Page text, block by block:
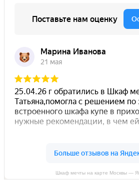
Шкаф мечты на карте Москвы —